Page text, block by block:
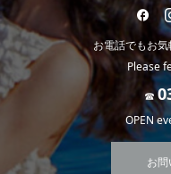
お電話でもお気
Please
☎
OPEN
お